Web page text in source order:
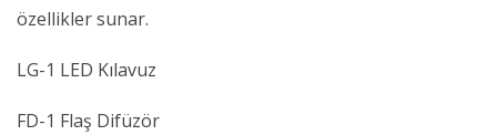
özellikler sunar.
LG-1 LED Kılavuz
FD-1 Flaş Difüzör